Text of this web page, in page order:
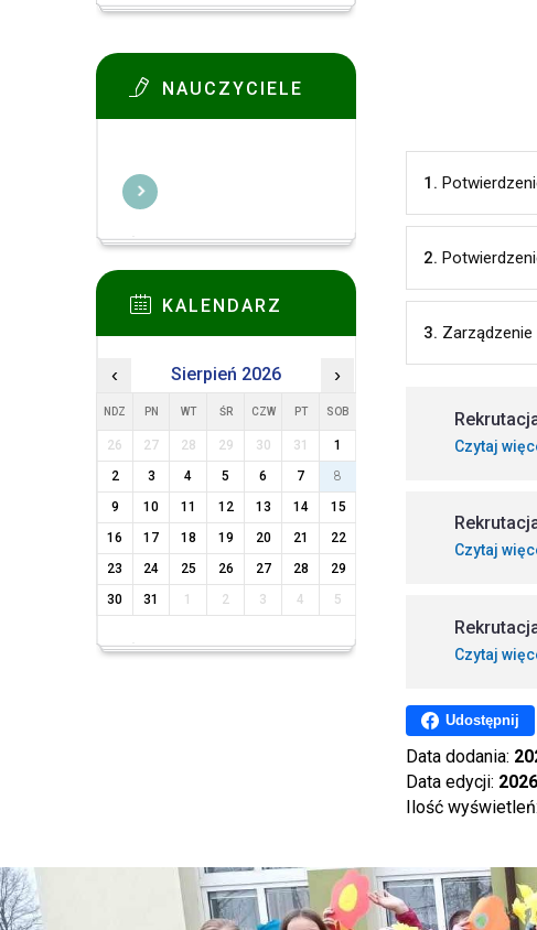
1.
2.
3. Zarządzenie
Czytaj
Czytaj
Czytaj
Udostępnij
Data dodania:
Data edycji:
Ilość wyświetleń:
NAUCZYCIELE
KALENDARZ
‹ Sierpień 2026 ›
NDZ PN WT ŚR CZW PT SOB
26 27 28 29 30 31
1
2
3 4 5 6 7
8
9
10 11 12 13 14
15
16
17 18 19 20 21
22
23
24 25 26 27 28
29
30
31 1 2 3 4 5